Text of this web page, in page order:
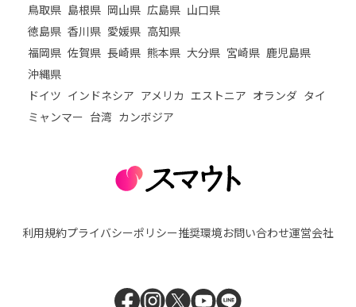
鳥取県 島根県 岡山県 広島県 山口県
徳島県 香川県 愛媛県 高知県
福岡県 佐賀県 長崎県 熊本県 大分県 宮崎県 鹿児島県
沖縄県
ドイツ インドネシア アメリカ エストニア オランダ タイ
ミャンマー 台湾 カンボジア
利用規約プライバシーポリシー推奨環境お問い合わせ運営会社